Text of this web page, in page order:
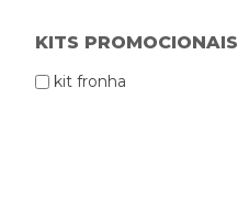
KITS PROMOCIONAIS
kit fronha